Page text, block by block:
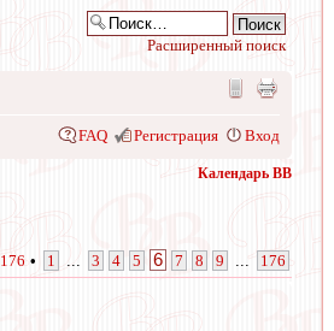
Расширенный поиск
FAQ Регистрация Вход
Календарь ВВ
176 • 1 3 4 5 6 7 8 9 176